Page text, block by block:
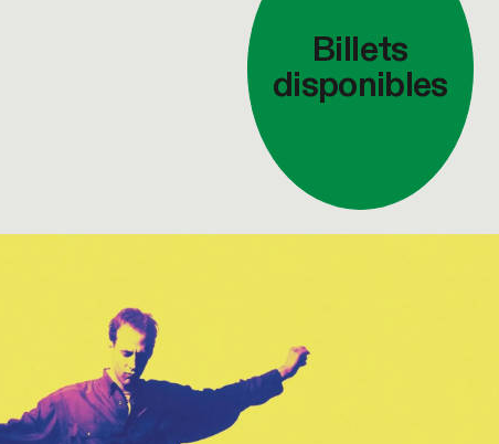
© Paparazzi et Office of Demande Spéciale
Billets
disponibles